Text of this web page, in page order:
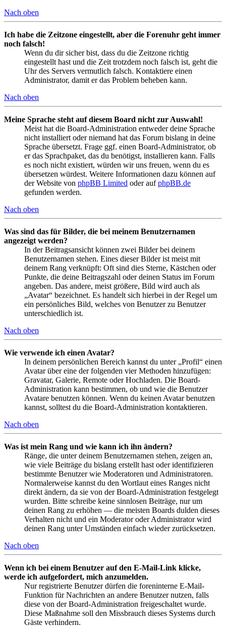
Nach oben
Ich habe die Zeitzone eingestellt, aber die Forenuhr geht immer
noch falsch!
Wenn du dir sicher bist, dass du die Zeitzone richtig
eingestellt hast und die Zeit trotzdem noch falsch ist, geht die
Uhr des Servers vermutlich falsch. Kontaktiere einen
Administrator, damit er das Problem beheben kann.
Nach oben
Meine Sprache steht auf diesem Board nicht zur Auswahl!
Meist hat die Board-Administration entweder deine Sprache
nicht installiert oder niemand hat das Forum bislang in deine
Sprache übersetzt. Frage ggf. einen Board-Administrator, ob
er das Sprachpaket, das du benötigst, installieren kann. Falls
es noch nicht existiert, würden wir uns freuen, wenn du es
übersetzen würdest. Weitere Informationen dazu können auf
der Website von phpBB Limited oder aufphpBB.de
gefunden werden.
Nach oben
Was sind das für Bilder, die bei meinem Benutzernamen
angezeigt werden?
In der Beitragsansicht können zwei Bilder bei deinem
Benutzernamen stehen. Eines dieser Bilder ist meist mit
deinem Rang verknüpft: Oft sind dies Sterne, Kästchen oder
Punkte, die deine Beitragszahl oder deinen Status im Forum
angeben. Das andere, meist größere, Bild wird auch als
„Avatar“ bezeichnet. Es handelt sich hierbei in der Regel um
ein persönliches Bild, welches von Benutzer zu Benutzer
unterschiedlich ist.
Nach oben
Wie verwende ich einen Avatar?
In deinem persönlichen Bereich kannst du unter „Profil“ einen
Avatar über eine der folgenden vier Methoden hinzufügen:
Gravatar, Galerie, Remote oder Hochladen. Die Board-
Administration kann bestimmen, ob und wie die Benutzer
Avatare benutzen können. Wenn du keinen Avatar benutzen
kannst, solltest du die Board-Administration kontaktieren.
Nach oben
Was ist mein Rang und wie kann ich ihn ändern?
Ränge, die unter deinem Benutzernamen stehen, zeigen an,
wie viele Beiträge du bislang erstellt hast oder identifizieren
bestimmte Benutzer wie Moderatoren und Administratoren.
Normalerweise kannst du den Wortlaut eines Ranges nicht
direkt ändern, da sie von der Board-Administration festgelegt
wurden. Bitte schreibe keine sinnlosen Beiträge, nur um
deinen Rang zu erhöhen — die meisten Boards dulden dieses
Verhalten nicht und ein Moderator oder Administrator wird
deinen Rang unter Umständen einfach wieder zurücksetzen.
Nach oben
Wenn ich bei einem Benutzer auf den E-Mail-Link klicke,
werde ich aufgefordert, mich anzumelden.
Nur registrierte Benutzer dürfen die foreninterne E-Mail-
Funktion für Nachrichten an andere Benutzer nutzen, falls
diese von der Board-Administration freigeschaltet wurde.
Diese Maßnahme soll den Missbrauch dieses Systems durch
Gäste verhindern.